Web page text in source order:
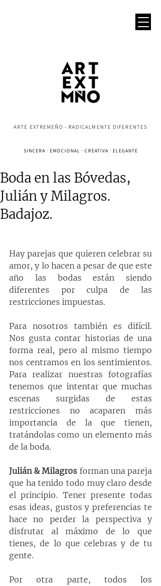
ARTE EXTREMEÑO - RADICALMENTE DIFERENTES
SINCERA · EMOCIONAL · CREATIVA · ELEGANTE
Boda en las Bóvedas,
Julián y Milagros.
Badajoz.
Hay parejas que quieren celebrar su
amor, y lo hacen a pesar de que este
año las bodas están siendo
diferentes por culpa de las
restricciones impuestas.
Para nosotros también es difícil.
Nos gusta contar historias de una
forma real, pero al mismo tiempo
nos centramos en los sentimientos.
Para realizar nuestras fotografías
tenemos que intentar que muchas
escenas surgidas de estas
restricciones no acaparen más
importancia de la que tienen,
tratándolas como un elemento más
de la boda.
Julián & Milagros forman una pareja
que ha tenido todo muy claro desde
el principio. Tener presente todas
esas ideas, gustos y preferencias te
hace no perder la perspectiva y
disfrutar al máximo de lo que
tienes, de lo que celebras y de tu
gente.
Por otra parte, todos los